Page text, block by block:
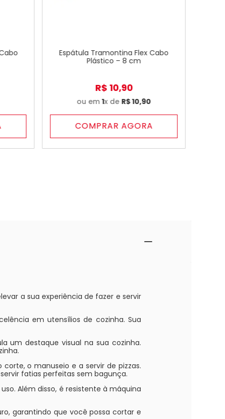
Espátula Tramontina Flex Cabo
Plástico – 8 cm
R$ 10,90
ou em1x de R$10,90
COMPRAR AGORA
a sua experiência de fazer e servir
em utensílios de cozinha. Sua
um destaque visual na sua cozinha.
o manuseio e a servir de pizzas.
fatias perfeitas sem bagunça.
Além disso, é resistente à máquina
garantindo que você possa cortar e